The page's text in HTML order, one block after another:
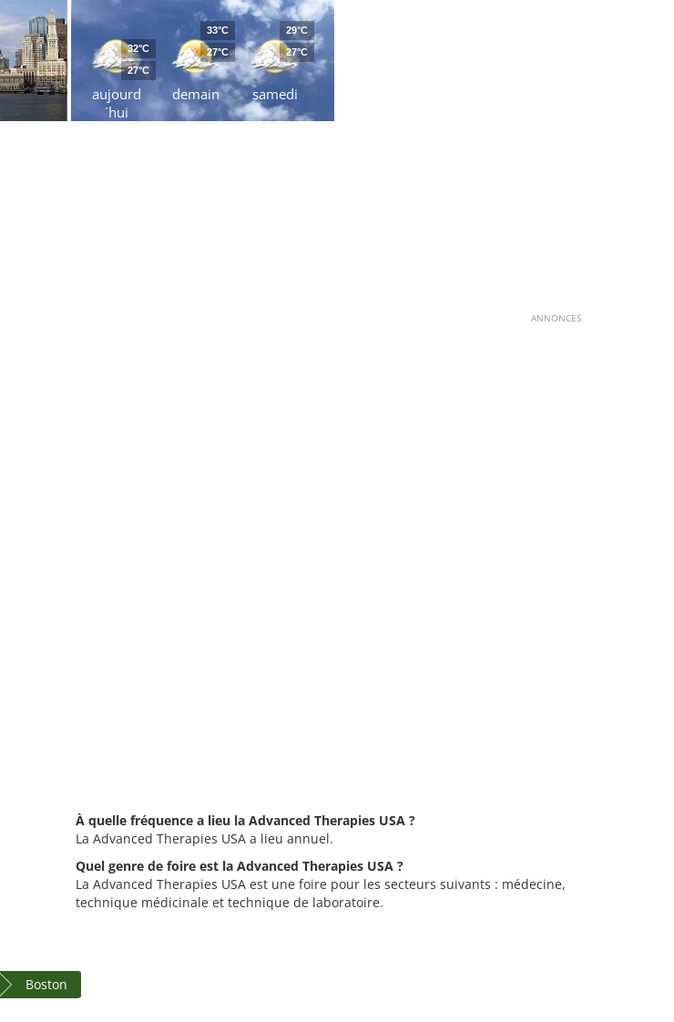
aujourd
´hui
32°C
27°C
demain
33°C
27°C
samedi
29°C
27°C
ANNONCES
À quelle fréquence a lieu la Advanced Therapies USA ?
La Advanced Therapies USA a lieu annuel.
Quel genre de foire est la Advanced Therapies USA ?
La Advanced Therapies USA est une foire pour les secteurs suivants : médecine,
technique médicinale et technique de laboratoire.
Boston